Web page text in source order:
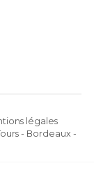
légales
- Bordeaux